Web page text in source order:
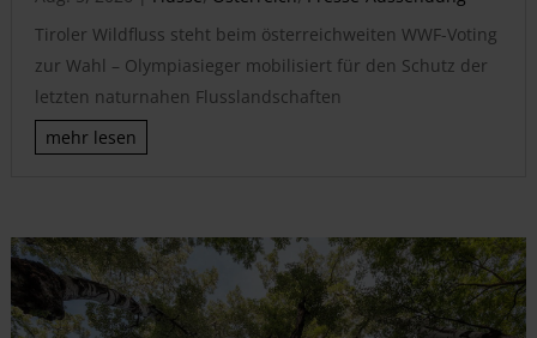
Tiroler Wildfluss steht beim österreichweiten WWF-Voting
zur Wahl – Olympiasieger mobilisiert für den Schutz der
letzten naturnahen Flusslandschaften
mehr lesen